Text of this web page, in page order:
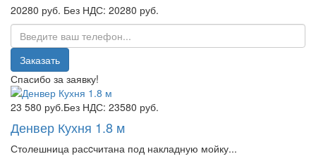
20280 руб. Без НДС: 20280 руб.
Заказать
Спасибо за заявку!
23 580 руб.Без НДС: 23580 руб.
Денвер Кухня 1.8 м
Столешница расcчитана под накладную мойку...